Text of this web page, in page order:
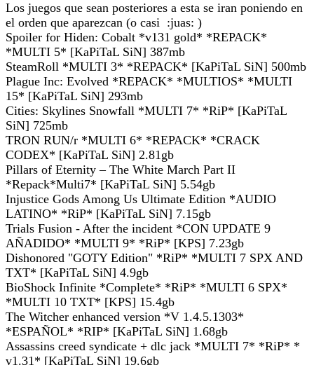
Los juegos que sean posteriores a esta se iran poniendo en
el orden que aparezcan (o casi :juas: )
Spoiler for Hiden: Cobalt *v131 gold* *REPACK*
*MULTI 5* [KaPiTaL SiN] 387mb
SteamRoll *MULTI 3* *REPACK* [KaPiTaL SiN] 500mb
Plague Inc: Evolved *REPACK* *MULTIOS* *MULTI
15* [KaPiTaL SiN] 293mb
Cities: Skylines Snowfall *MULTI 7* *RiP* [KaPiTaL
SiN] 725mb
TRON RUN/r *MULTI 6* *REPACK* *CRACK
CODEX* [KaPiTaL SiN] 2.81gb
Pillars of Eternity – The White March Part II
*Repack*Multi7* [KaPiTaL SiN] 5.54gb
Injustice Gods Among Us Ultimate Edition *AUDIO
LATINO* *RiP* [KaPiTaL SiN] 7.15gb
Trials Fusion - After the incident *CON UPDATE 9
AÑADIDO* *MULTI 9* *RiP* [KPS] 7.23gb
Dishonored "GOTY Edition" *RiP* *MULTI 7 SPX AND
TXT* [KaPiTaL SiN] 4.9gb
BioShock Infinite *Complete* *RiP* *MULTI 6 SPX*
*MULTI 10 TXT* [KPS] 15.4gb
The Witcher enhanced version *V 1.4.5.1303*
*ESPAÑOL* *RIP* [KaPiTaL SiN] 1.68gb
Assassins creed syndicate + dlc jack *MULTI 7* *RiP* *
v1.31* [KaPiTaL SiN] 19.6gb